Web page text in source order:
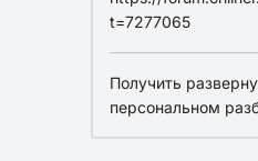
t=7277065
Получить
персональном